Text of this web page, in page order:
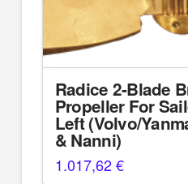
Radice 2-Blade
Propeller For
Left (Volvo/
& Nanni)
1.017,62€